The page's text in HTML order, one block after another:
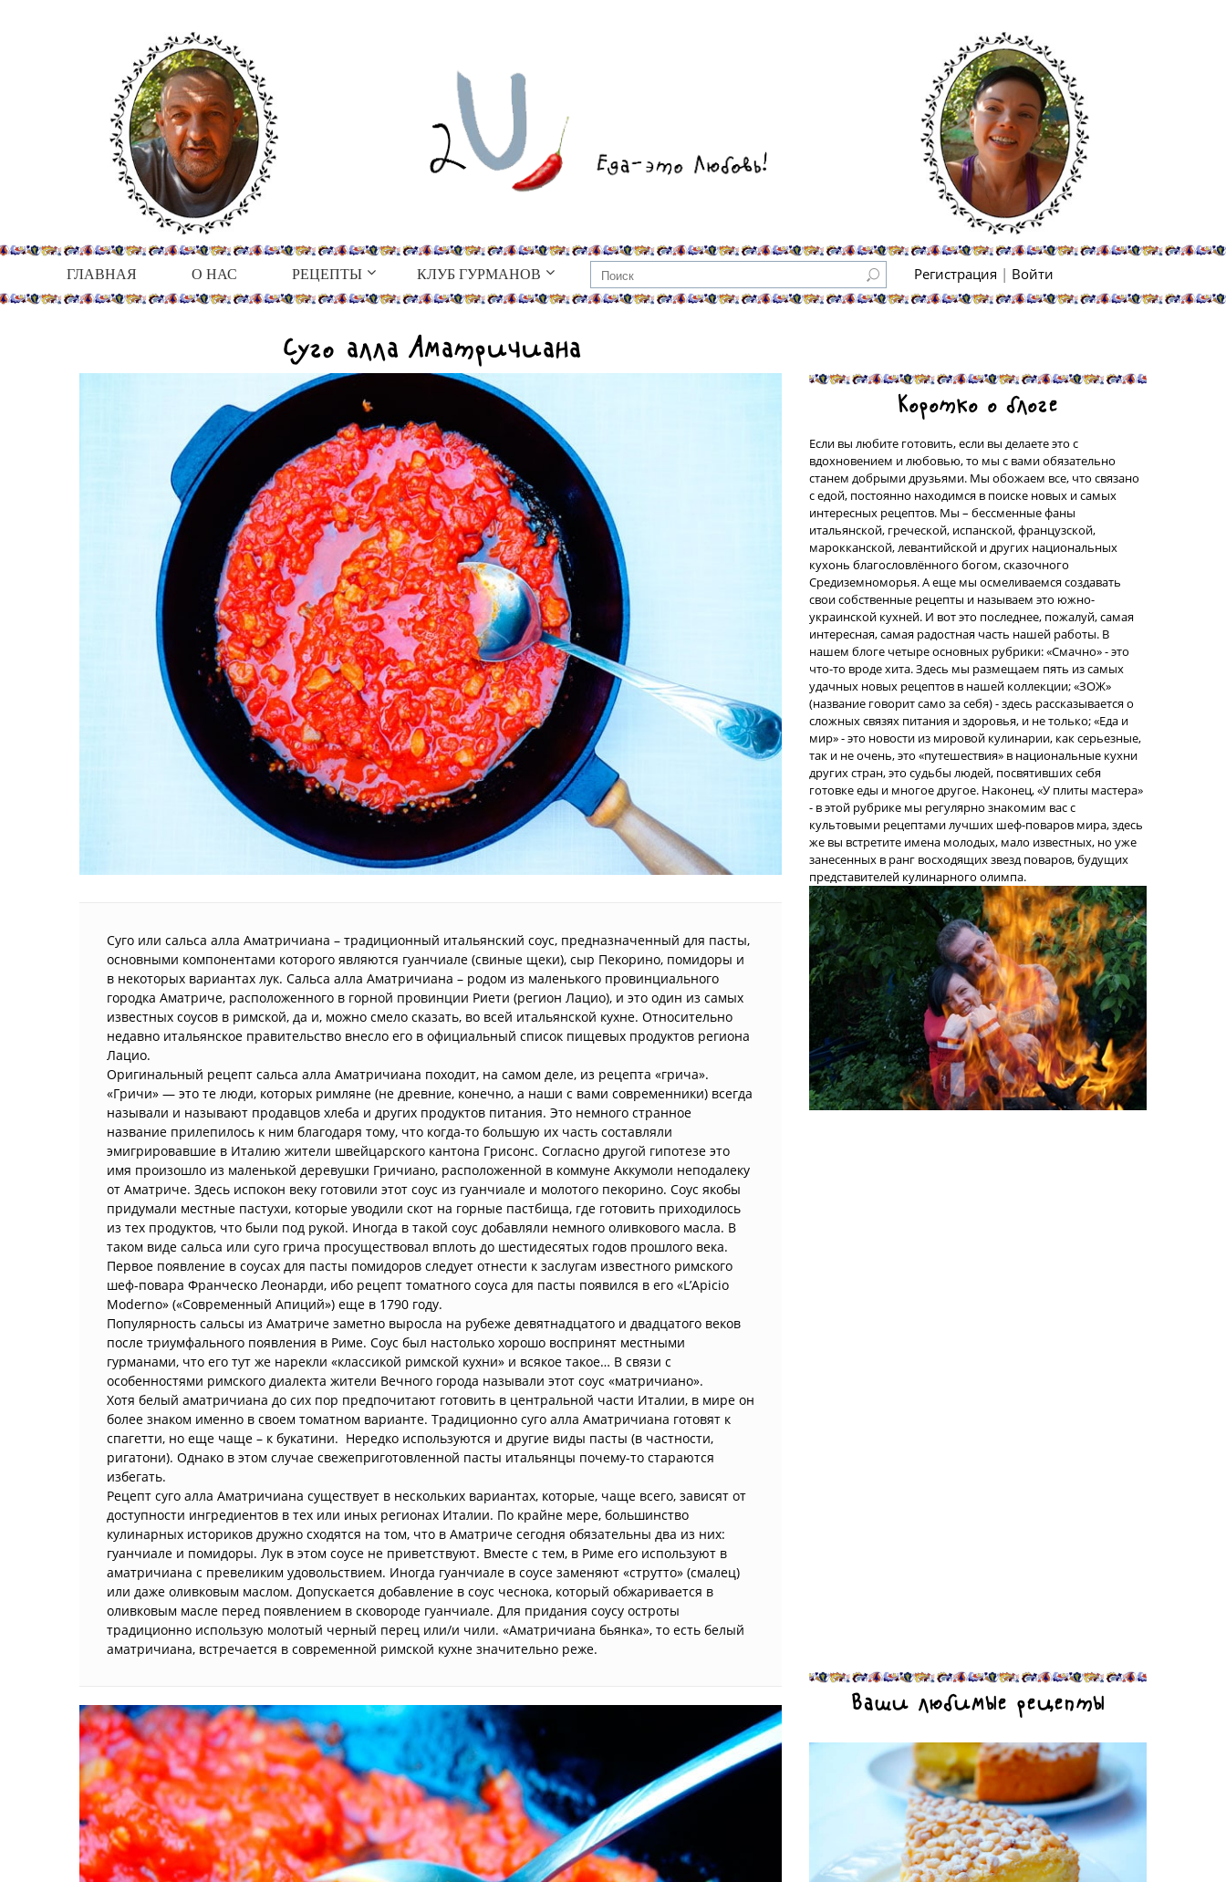
Регистрация | Войти
ГЛАВНАЯ О НАС РЕЦЕПТЫ КЛУБ ГУРМАНОВ
Суго алла Аматричиана
Суго или сальса алла Аматричиана – традиционный итальянский соус, предназначенный для пасты,
основными компонентами которого являются гуанчиале (свиные щеки), сыр Пекорино, помидоры и
в некоторых вариантах лук. Сальса алла Аматричиана – родом из маленького провинциального
городка Аматриче, расположенного в горной провинции Риети (регион Лацио), и это один из самых
известных соусов в римской, да и, можно смело сказать, во всей итальянской кухне. Относительно
недавно итальянское правительство внесло его в официальный список пищевых продуктов региона
Лацио.
Оригинальный рецепт сальса алла Аматричиана походит, на самом деле, из рецепта «грича».
«Гричи» — это те люди, которых римляне (не древние, конечно, а наши с вами современники) всегда
называли и называют продавцов хлеба и других продуктов питания. Это немного странное
название прилепилось к ним благодаря тому, что когда-то большую их часть составляли
эмигрировавшие в Италию жители швейцарского кантона Грисонс. Согласно другой гипотезе это
имя произошло из маленькой деревушки Гричиано, расположенной в коммуне Аккумоли неподалеку
от Аматриче. Здесь испокон веку готовили этот соус из гуанчиале и молотого пекорино. Соус якобы
придумали местные пастухи, которые уводили скот на горные пастбища, где готовить приходилось
из тех продуктов, что были под рукой. Иногда в такой соус добавляли немного оливкового масла. В
таком виде сальса или суго грича просуществовал вплоть до шестидесятых годов прошлого века.
Первое появление в соусах для пасты помидоров следует отнести к заслугам известного римского
шеф-повара Франческо Леонарди, ибо рецепт томатного соуса для пасты появился в его «L’Apicio
Moderno» («Современный Апиций») еще в 1790 году.
Популярность сальсы из Аматриче заметно выросла на рубеже девятнадцатого и двадцатого веков
после триумфального появления в Риме. Соус был настолько хорошо воспринят местными
гурманами, что его тут же нарекли «классикой римской кухни» и всякое такое… В связи с
особенностями римского диалекта жители Вечного города называли этот соус «матричиано».
Хотя белый аматричиана до сих пор предпочитают готовить в центральной части Италии, в мире он
более знаком именно в своем томатном варианте. Традиционно суго алла Аматричиана готовят к
спагетти, но еще чаще – к букатини. Нередко используются и другие виды пасты (в частности,
ригатони). Однако в этом случае свежеприготовленной пасты итальянцы почему-то стараются
избегать.
Рецепт суго алла Аматричиана существует в нескольких вариантах, которые, чаще всего, зависят от
доступности ингредиентов в тех или иных регионах Италии. По крайне мере, большинство
кулинарных историков дружно сходятся на том, что в Аматриче сегодня обязательны два из них:
гуанчиале и помидоры. Лук в этом соусе не приветствуют. Вместе с тем, в Риме его используют в
аматричиана с превеликим удовольствием. Иногда гуанчиале в соусе заменяют «струтто» (смалец)
или даже оливковым маслом. Допускается добавление в соус чеснока, который обжаривается в
оливковым масле перед появлением в сковороде гуанчиале. Для придания соусу остроты
традиционно использую молотый черный перец или/и чили. «Аматричиана бьянка», то есть белый
аматричиана, встречается в современной римской кухне значительно реже.
Коротко о блоге
Если вы любите готовить, если вы делаете это с
вдохновением и любовью, то мы с вами обязательно
станем добрыми друзьями. Мы обожаем все, что связано
с едой, постоянно находимся в поиске новых и самых
интересных рецептов. Мы – бессменные фаны
итальянской, греческой, испанской, французской,
марокканской, левантийской и других национальных
кухонь благословлённого богом, сказочного
Средиземноморья. А еще мы осмеливаемся создавать
свои собственные рецепты и называем это южно-
украинской кухней. И вот это последнее, пожалуй, самая
интересная, самая радостная часть нашей работы. В
нашем блоге четыре основных рубрики: «Смачно» - это
что-то вроде хита. Здесь мы размещаем пять из самых
удачных новых рецептов в нашей коллекции; «ЗОЖ»
(название говорит само за себя) - здесь рассказывается о
сложных связях питания и здоровья, и не только; «Еда и
мир» - это новости из мировой кулинарии, как серьезные,
так и не очень, это «путешествия» в национальные кухни
других стран, это судьбы людей, посвятивших себя
готовке еды и многое другое. Наконец, «У плиты мастера»
- в этой рубрике мы регулярно знакомим вас с
культовыми рецептами лучших шеф-поваров мира, здесь
же вы встретите имена молодых, мало известных, но уже
занесенных в ранг восходящих звезд поваров, будущих
представителей кулинарного олимпа.
Ваши любимые рецепты